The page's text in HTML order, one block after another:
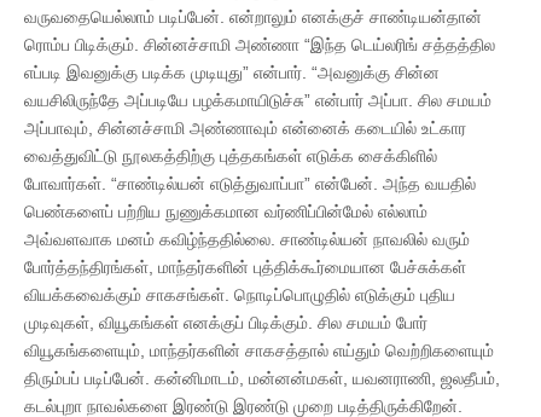
வருவதையெல்லாம் படிப்பேன். என்றாலும் எனக்குச் சாண்டியன்தான்
ரொம்ப பிடிக்கும். சின்னச்சாமி அண்ணா “இந்த டெய்லரிங் சத்தத்தில
எப்படி இவனுக்கு படிக்க முடியுது” என்பார். “அவனுக்கு சின்ன
வயசிலிருந்தே அப்படியே பழக்கமாயிடுச்சு” என்பார் அப்பா. சில சமயம்
அப்பாவும், சின்னச்சாமி அண்ணாவும் என்னைக் கடையில் உட்கார
வைத்துவிட்டு நூலகத்திற்கு புத்தகங்கள் எடுக்க சைக்கிளில்
போவார்கள். “சாண்டில்யன் எடுத்துவாப்பா” என்பேன். அந்த வயதில்
பெண்களைப் பற்றிய நுணுக்கமான வர்ணிப்பின்மேல் எல்லாம்
அவ்வளவாக மனம் கவிழ்ந்ததில்லை. சாண்டில்யன் நாவலில் வரும்
போர்த்தந்திரங்கள், மாந்தர்களின் புத்திக்கூர்மையான பேச்சுக்கள்
வியக்கவைக்கும் சாகசங்கள். நொடிப்பொழுதில் எடுக்கும் புதிய
முடிவுகள், வியூகங்கள் எனக்குப் பிடிக்கும். சில சமயம் போர்
வியூகங்களையும், மாந்தர்களின் சாகசத்தால் எய்தும் வெற்றிகளையும்
திரும்பப் படிப்பேன். கன்னிமாடம், மன்னன்மகள், யவனராணி, ஜலதீபம்,
கடல்புறா நாவல்களை இரண்டு இரண்டு முறை படித்திருக்கிறேன்.